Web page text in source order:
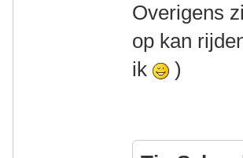
Overigens
op kan
ik
)